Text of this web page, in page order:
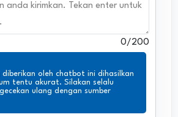
0/200
diberikan oleh chatbot ini dihasilkan
tentu akurat. Silakan selalu
ulang dengan sumber